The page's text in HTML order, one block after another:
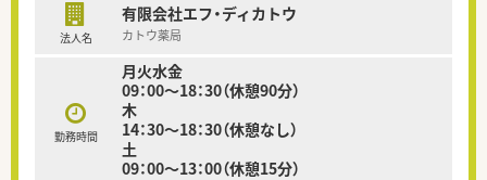
法人名
有限会社エフ・ディカトウ
カトウ薬局
勤務時間
月火水金
09：00～18：30（休憩90分）
木
14：30～18：30（休憩なし）
土
09：00～13：00（休憩15分）